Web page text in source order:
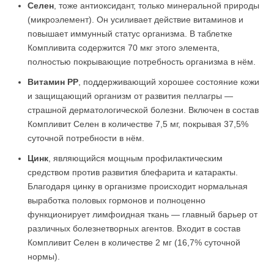
Селен , тоже антиоксидант, только минеральной природы
(микроэлемент). Он усиливает действие витаминов и
повышает иммунный статус организма. В таблетке
Компливита содержится 70 мкг этого элемента,
полностью покрывающие потребность организма в нём.
Витамин РР , поддерживающий хорошее состояние кожи
и защищающий организм от развития пеллагры —
страшной дерматологической болезни. Включен в состав
Компливит Селен в количестве 7,5 мг, покрывая 37,5%
суточной потребности в нём.
Цинк , являющийся мощным профилактическим
средством против развития блефарита и катаракты.
Благодаря цинку в организме происходит нормальная
выработка половых гормонов и полноценно
функционирует лимфоидная ткань — главный барьер от
различных болезнетворных агентов. Входит в состав
Компливит Селен в количестве 2 мг (16,7% суточной
нормы).